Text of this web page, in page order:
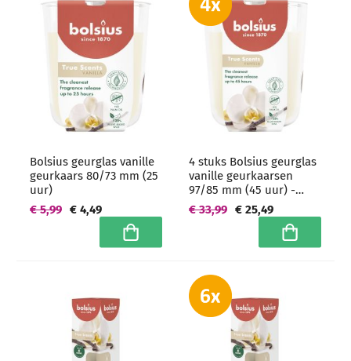
Bolsius geurglas vanille
geurkaars 80/73 mm (25
uur)
€ 4,49
€ 5,99
In winkelwagen
4 stuks Bolsius geurglas
vanille geurkaarsen
97/85 mm (45 uur) -
grootverpakking
€ 25,49
€ 33,99
In